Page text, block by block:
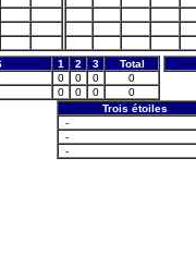
1 2 3
Total
0 0 0
0
0 0 0 0
Trois étoiles
-
-
-